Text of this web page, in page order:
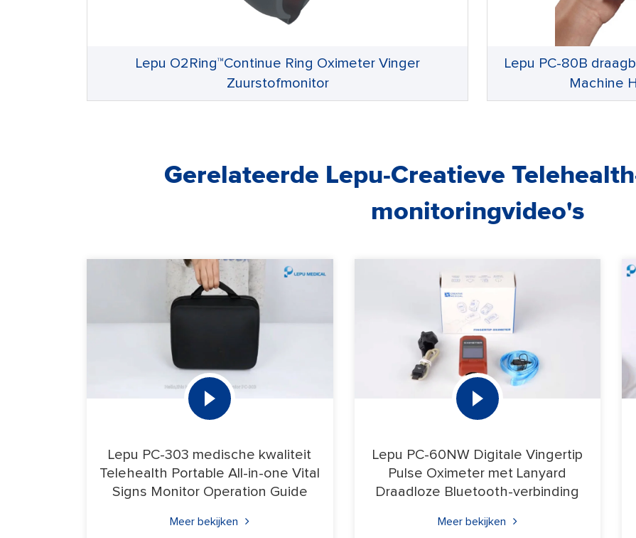
Lepu O2Ring™Continue Ring Oximeter Vinger
Zuurstofmonitor
Lepu PC-80B
Machine
Gerelateerde Lepu-Creatieve
monitoringvideo's
Lepu PC-303 medische kwaliteit
Telehealth Portable All-in-one Vital
Signs Monitor Operation Guide
Meer bekijken
Lepu PC-60NW Digitale Vingertip
Pulse Oximeter met Lanyard
Draadloze Bluetooth-verbinding
Meer bekijken